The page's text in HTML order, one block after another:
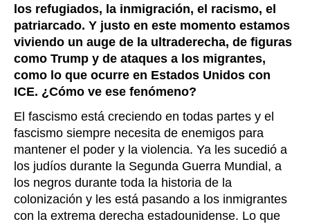
los refugiados, la inmigración, el racismo, el
patriarcado. Y justo en este momento estamos
viviendo un auge de la ultraderecha, de figuras
como Trump y de ataques a los migrantes,
como lo que ocurre en Estados Unidos con
ICE. ¿Cómo ve ese fenómeno?
El fascismo está creciendo en todas partes y el
fascismo siempre necesita de enemigos para
mantener el poder y la violencia. Ya les sucedió a
los judíos durante la Segunda Guerra Mundial, a
los negros durante toda la historia de la
colonización y les está pasando a los inmigrantes
con la extrema derecha estadounidense. Lo que